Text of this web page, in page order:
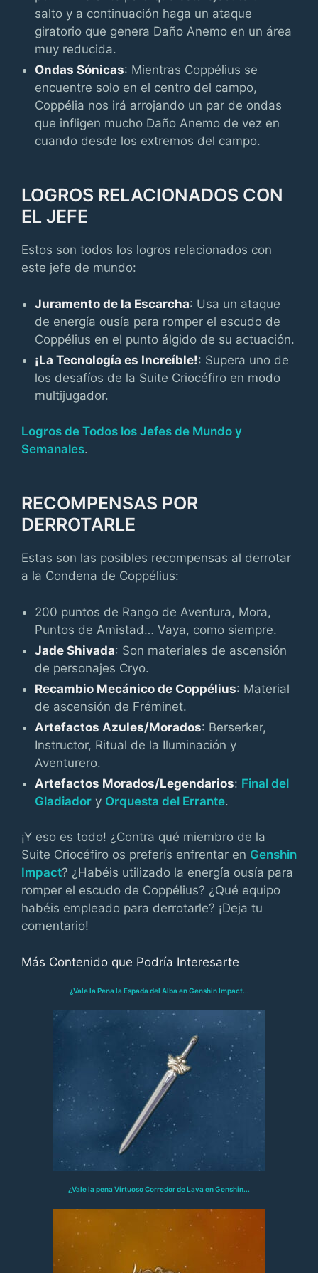
salto y a continuación haga un ataque
giratorio que genera Daño Anemo en un área
muy reducida.
Ondas Sónicas: Mientras Coppélius se
encuentre solo en el centro del campo,
Coppélia nos irá arrojando un par de ondas
que infligen mucho Daño Anemo de vez en
cuando desde los extremos del campo.
LOGROS RELACIONADOS CON
EL JEFE
Estos son todos los logros relacionados con
este jefe de mundo:
Juramento de la Escarcha: Usa un ataque
de energía ousía para romper el escudo de
Coppélius en el punto álgido de su actuación.
¡La Tecnología es Increíble!: Supera uno de
los desafíos de la Suite Criocéfiro en modo
multijugador.
Logros de Todos los Jefes de Mundo y
Semanales.
RECOMPENSAS POR
DERROTARLE
Estas son las posibles recompensas al derrotar
a la Condena de Coppélius:
200 puntos de Rango de Aventura, Mora,
Puntos de Amistad… Vaya, como siempre.
Jade Shivada: Son materiales de ascensión
de personajes Cryo.
Recambio Mecánico de Coppélius: Material
de ascensión de Fréminet.
Artefactos Azules/Morados: Berserker,
Instructor, Ritual de la Iluminación y
Aventurero.
Artefactos Morados/Legendarios: Final del
Gladiador y Orquesta del Errante.
¡Y eso es todo! ¿Contra qué miembro de la
Suite Criocéfiro os preferís enfrentar en Genshin
Impact? ¿Habéis utilizado la energía ousía para
romper el escudo de Coppélius? ¿Qué equipo
habéis empleado para derrotarle? ¡Deja tu
comentario!
Más Contenido que Podría Interesarte
¿Vale la Pena la Espada del Alba en Genshin Impact...
¿Vale la pena Virtuoso Corredor de Lava en Genshin...